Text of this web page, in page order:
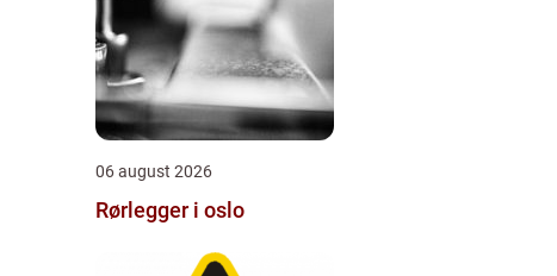
06 august 2026
Rørlegger i oslo